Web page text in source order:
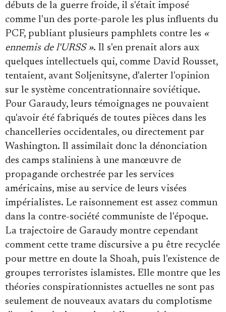
débuts de la guerre froide, il s'était imposé
comme l'un des porte-parole les plus influents du
PCF, publiant plusieurs pamphlets contre les «
ennemis de l'URSS ». Il s'en prenait alors aux
quelques intellectuels qui, comme David Rousset,
tentaient, avant Soljenitsyne, d'alerter l'opinion
sur le système concentrationnaire soviétique.
Pour Garaudy, leurs témoignages ne pouvaient
qu'avoir été fabriqués de toutes pièces dans les
chancelleries occidentales, ou directement par
Washington. Il assimilait donc la dénonciation
des camps staliniens à une manœuvre de
propagande orchestrée par les services
américains, mise au service de leurs visées
impérialistes. Le raisonnement est assez commun
dans la contre-société communiste de l'époque.
La trajectoire de Garaudy montre cependant
comment cette trame discursive a pu être recyclée
pour mettre en doute la Shoah, puis l'existence de
groupes terroristes islamistes. Elle montre que les
théories conspirationnistes actuelles ne sont pas
seulement de nouveaux avatars du complotisme